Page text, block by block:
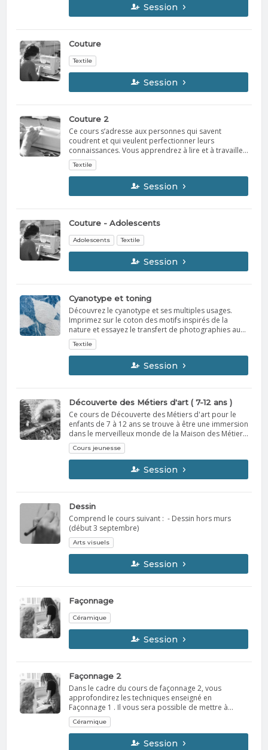
Session
Couture
Textile
Session
Couture 2
Ce cours s’adresse aux personnes qui savent
coudrent et qui veulent perfectionner leurs
connaissances. Vous apprendrez à lire et à travailler
avec des patrons commerciaux. Vous
confectionnerez une chemise, à votre style et à votre
taille. Ce projet vous permettra d'acquérir des
techniques telles qu' une boutonnière, un col de
chemise ainsi que des manchettes.
Textile
Session
Couture - Adolescents
Adolescents Textile
Session
Cyanotype et toning
Découvrez le cyanotype et ses multiples usages.
Imprimez sur le coton des motifs inspirés de la
nature et essayez le transfert de photographies au
cyanotype. La technique du toning des cyanotypes
consiste à altérer la couleur bleue des tirages en les
trempant dans des teintures naturelles.
Textile
Session
Découverte des Métiers d'art ( 7-12 ans )
Ce cours de Découverte des Métiers d'art pour le
enfants de 7 à 12 ans se trouve à être une immersion
dans le merveilleux monde de la Maison des Métiers
d'arts. Vos enfants pourront explorer et réaliser
divers projets artistique dans les disciplines
respectives du Textile (tissage, broderie, feutre et
couture ) , de la Sculpture ( plâtre, carton , métal et
papier mâché ) et de la Céramique ( façonnage de
herbe.
Cours jeunesse
Session
Dessin
Comprend le cours suivant : - Dessin hors murs
(début 3 septembre)
Arts visuels
Session
Façonnage
Céramique
Session
Façonnage 2
Dans le cadre du cours de façonnage 2, vous
approfondirez les techniques enseigné en
Façonnage 1 . Il vous sera possible de mettre à
profit ces techniques acquises dans un projet
personnalisé et encadré par le formateur. Prérequis
: Le cours de Façonnage 1
Céramique
Session